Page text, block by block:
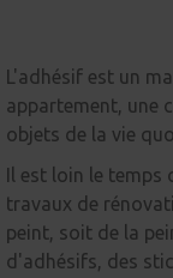
L'adhésif est un
appartement, une
objets de la vie
Il est loin le temps
travaux de
peint, soit de la
d'adhésifs, des